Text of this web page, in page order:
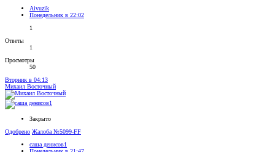
Aivuzik
Понедельник в 22:02
1
Ответы
1
Просмотры
50
Вторник в 04:13
Михаил Восточный
Закрыто
Одобрено Жалоба №5099-FF
саша денисов1